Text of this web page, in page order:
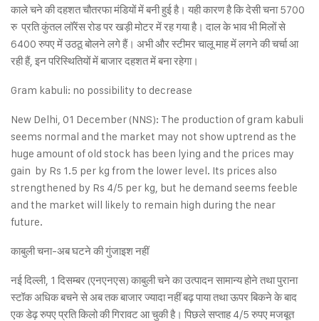
काले चने की दहशत चौतरफा मंडियों में बनी हुई है। यही कारण है कि देसी चना 5700
रु प्रति कुंतल लॉरेंस रोड पर खड़ी मोटर में रह गया है। दाल के भाव भी मिलों से
6400 रुपए में उठठू बोलने लगे हैं। अभी और स्टीमर चालू माह में लगने की चर्चा आ
रही हैं, इन परिस्थितियों में बाजार दहशत में बना रहेगा।
Gram kabuli: no possibility to decrease
New Delhi, 01 December (NNS): The production of gram kabuli
seems normal and the market may not show uptrend as the
huge amount of old stock has been lying and the prices may
gain by Rs 1.5 per kg from the lower level. Its prices also
strengthened by Rs 4/5 per kg, but he demand seems feeble
and the market will likely to remain high during the near
future.
काबुली चना-अब घटने की गुंजाइश नहीं
नई दिल्ली, 1 दिसम्बर (एनएनएस) काबुली चने का उत्पादन सामान्य होने तथा पुराना
स्टॉक अधिक बचने से अब तक बाजार ज्यादा नहीं बढ़ पाया तथा ऊपर बिकने के बाद
एक डेढ़ रुपए प्रति किलो की गिरावट आ चुकी है। पिछले सप्ताह 4/5 रुपए मजबूत